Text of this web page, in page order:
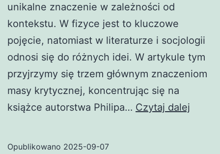
unikalne znaczenie w zależności od
kontekstu. W fizyce jest to kluczowe
pojęcie, natomiast w literaturze i socjologii
odnosi się do różnych idei. W artykule tym
przyjrzymy się trzem głównym znaczeniom
masy krytycznej, koncentrując się na
książce autorstwa Philipa… Czytaj dalej
Opublikowano 2025-09-07